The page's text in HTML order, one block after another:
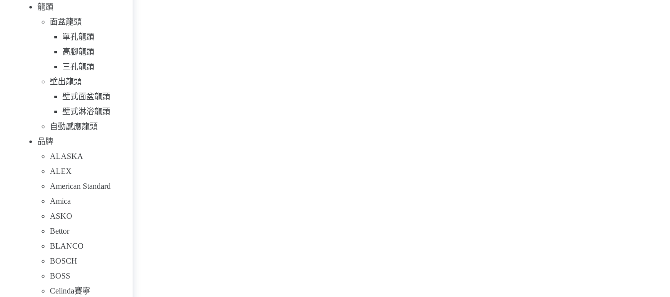
龍頭
面盆龍頭
單孔龍頭
高腳龍頭
三孔龍頭
壁出龍頭
壁式面盆龍頭
壁式淋浴龍頭
自動感應龍頭
品牌
ALASKA
ALEX
American Standard
Amica
ASKO
Bettor
BLANCO
BOSCH
BOSS
Celinda賽寧